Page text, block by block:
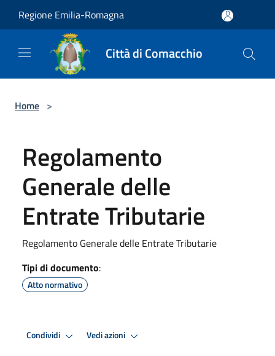
Regione Emilia-Romagna
Città di Comacchio
Home >
Regolamento
Generale delle
Entrate Tributarie
Regolamento Generale delle Entrate Tributarie
Tipi di documento:
Atto normativo
Condividi Vedi azioni